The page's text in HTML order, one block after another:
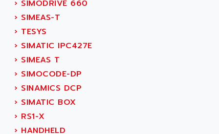
CYBER 4000
RPX30
SINUMERIK 820/
LOGO
SIMATIC MULTIPANEL
CL200
DIGIVEX
PWE
CL300
› SIMODRIVE 660
› SIMEAS-T
› TESYS
› SIMATIC IPC427E
› SIMEAS T
› SIMOCODE-DP
› SINAMICS DCP
› SIMATIC BOX
› RS1-X
› HANDHELD